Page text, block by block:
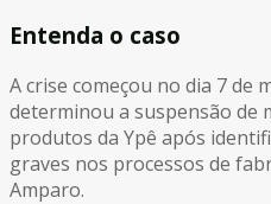
Entenda o caso
A crise começou no dia 7 de
determinou a suspensão de
produtos da Ypê após
graves nos processos de
Amparo.